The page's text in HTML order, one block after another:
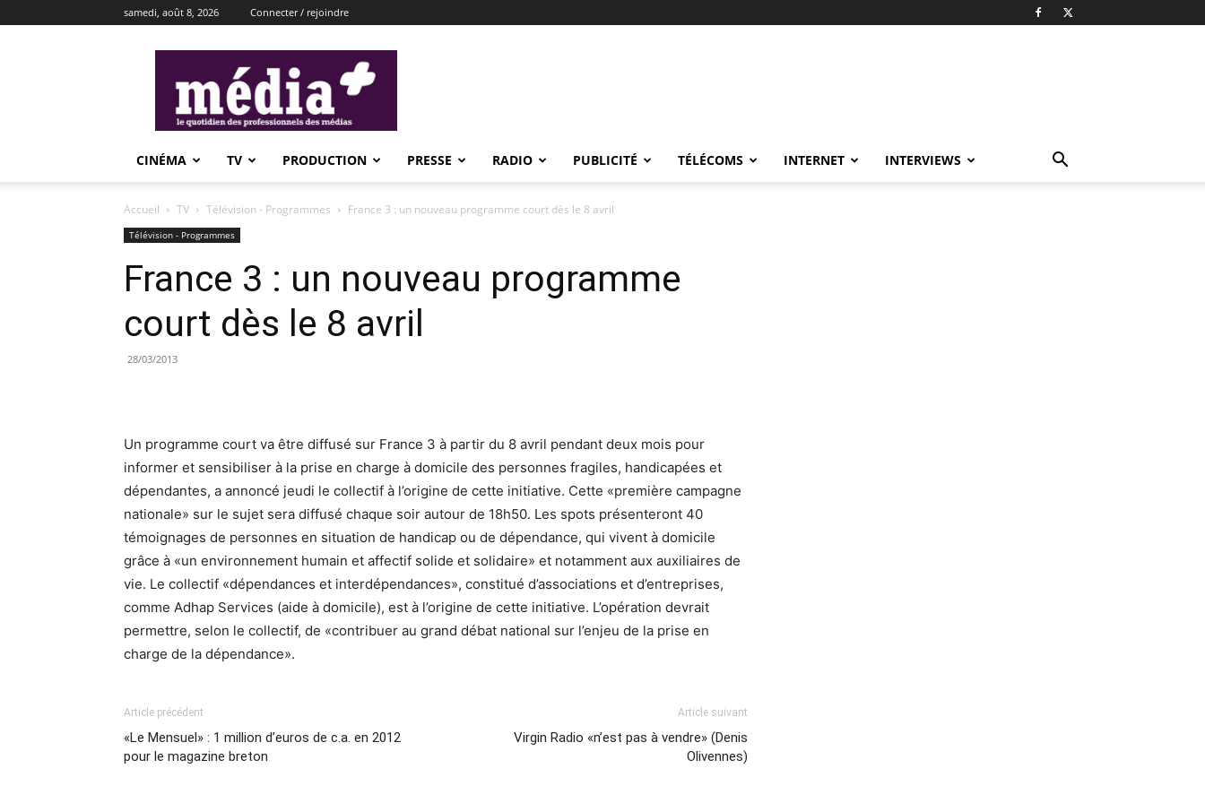
samedi, août 8, 2026 Connecter / rejoindre
CINÉMA TV PRODUCTION PRESSE RADIO PUBLICITÉ TÉLÉCOMS INTERNET INTERVIEWS
Accueil TV Télévision - Programmes France 3 : un nouveau programme court dès le 8 avril
Télévision - Programmes
France 3 : un nouveau programme
court dès le 8 avril
28/03/2013
Un programme court va être diffusé sur France 3 à partir du 8 avril pendant deux mois pour
informer et sensibiliser à la prise en charge à domicile des personnes fragiles, handicapées et
dépendantes, a annoncé jeudi le collectif à l’origine de cette initiative. Cette «première campagne
nationale» sur le sujet sera diffusé chaque soir autour de 18h50. Les spots présenteront 40
témoignages de personnes en situation de handicap ou de dépendance, qui vivent à domicile
grâce à «un environnement humain et affectif solide et solidaire» et notamment aux auxiliaires de
vie. Le collectif «dépendances et interdépendances», constitué d’associations et d’entreprises,
comme Adhap Services (aide à domicile), est à l’origine de cette initiative. L’opération devrait
permettre, selon le collectif, de «contribuer au grand débat national sur l’enjeu de la prise en
charge de la dépendance».
Article précédent
«Le Mensuel» : 1 million d’euros de c.a. en 2012
pour le magazine breton
Article suivant
Virgin Radio «n’est pas à vendre» (Denis
Olivennes)